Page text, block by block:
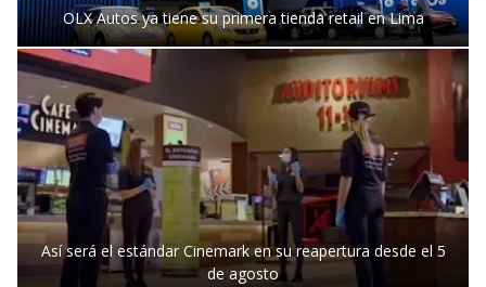
OLX Autos ya tiene su primera tienda retail en Lima
Así será el estándar Cinemark en su reapertura desde el 5
de agosto